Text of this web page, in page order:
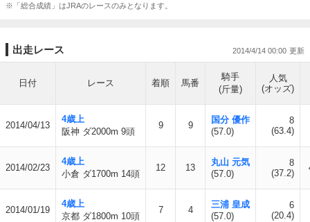
※「総合成績」はJRAのレースのみとなります。
出走レース 2014/4/14 00:00
日付 レース 着順 馬番
騎手
(斤量)
人気
(オッズ)
2014/04/13
4歳上
阪神 ダ2000m 9頭
9 9
国分 優作
(57.0)
8
(63.4)
2014/02/23
4歳上
小倉 ダ1700m 14頭
12 13
丸山 元気
(57.0)
8
(37.2)
2014/01/19
4歳上
京都 ダ1800m 10頭
7 4
三浦 皇成
(57.0)
6
(20.4)